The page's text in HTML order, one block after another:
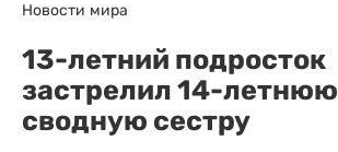
Новости мира
13-летний подросток
застрелил 14-летнюю
сводную сестру